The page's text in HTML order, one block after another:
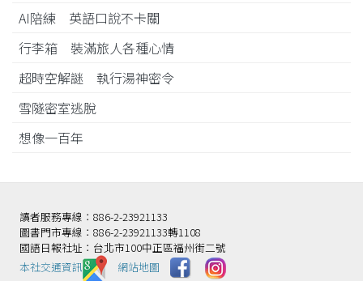
AI陪練 英語口說不卡關
行李箱 裝滿旅人各種心情
超時空解謎 執行湯神密令
雪隧密室逃脫
想像一百年
讀者服務專線：886-2-23921133
圖書門市專線：886-2-23921133轉1108
國語日報社址：台北市100中正區福州街二號
本社交通資訊️
網站地圖